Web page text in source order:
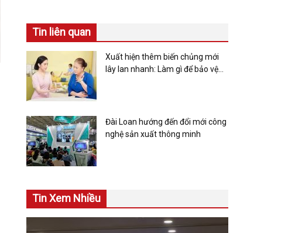
Tin liên quan
Xuất hiện thêm biến chủng mới
lây lan nhanh: Làm gì để bảo vệ
Đài Loan hướng đến đổi mới công
nghệ sản xuất thông minh
Tin Xem Nhiều